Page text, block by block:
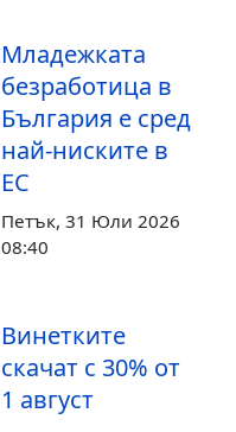
Младежката
безработица в
България е сред
най-ниските в
ЕС
Петък, 31 Юли 2026
08:40
Винетките
скачат с 30% от
1 август